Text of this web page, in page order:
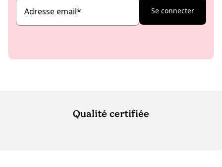
Adresse email* Se connecter
Qualité certifiée